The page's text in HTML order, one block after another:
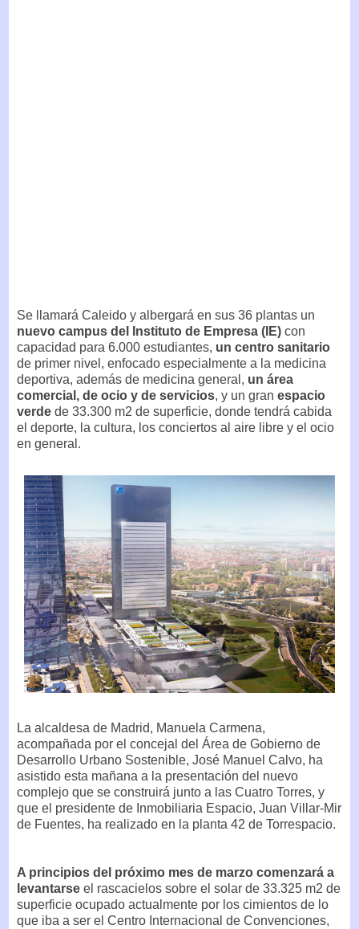
Se llamará Caleido y albergará en sus 36 plantas un
nuevo campus del Instituto de Empresa (IE) con
capacidad para 6.000 estudiantes, un centro sanitario
de primer nivel, enfocado especialmente a la medicina
deportiva, además de medicina general, un área
comercial, de ocio y de servicios, y un gran espacio
verde de 33.300 m2 de superficie, donde tendrá cabida
el deporte, la cultura, los conciertos al aire libre y el ocio
en general.
La alcaldesa de Madrid, Manuela Carmena,
acompañada por el concejal del Área de Gobierno de
Desarrollo Urbano Sostenible, José Manuel Calvo, ha
asistido esta mañana a la presentación del nuevo
complejo que se construirá junto a las Cuatro Torres, y
que el presidente de Inmobiliaria Espacio, Juan Villar-Mir
de Fuentes, ha realizado en la planta 42 de Torrespacio.
A principios del próximo mes de marzo comenzará a
levantarse el rascacielos sobre el solar de 33.325 m2 de
superficie ocupado actualmente por los cimientos de lo
que iba a ser el Centro Internacional de Convenciones,